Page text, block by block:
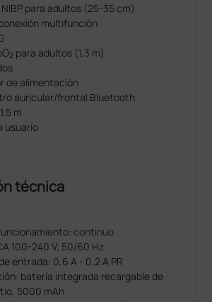
para adultos (25-35 cm)
multifunción
2 para adultos (1,3 m)
de alimentación
auricular/frontal Bluetooth
m
usuario
técnica
continuo
100-240 V; 50/60 Hz
entrada: 0,6 A - 0,2 A PR
batería integrada recargable de
5000 mAh